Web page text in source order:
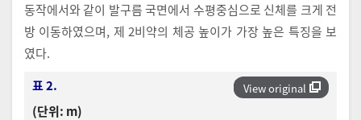
동작에서와 같이 발구름 국면에서 수평중심으로 신체를 크게 전
방 이동하였으며, 제 2비약의 체공 높이가 가장 높은 특징을 보
였다.
View original
표 2.
(단위: m)